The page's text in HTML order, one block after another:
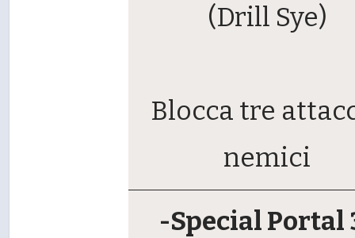
(Drill Sye)
Blocca tre
nemici
-Special Portal